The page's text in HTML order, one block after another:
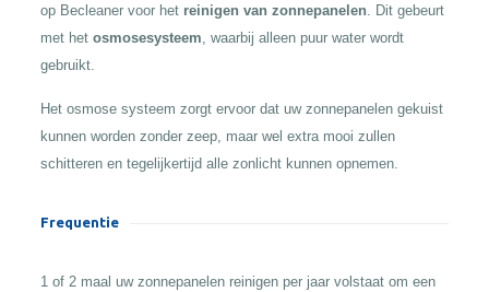
op Becleaner voor het reinigen van zonnepanelen. Dit gebeurt
met het osmosesysteem, waarbij alleen puur water wordt
gebruikt.
Het osmose systeem zorgt ervoor dat uw zonnepanelen gekuist
kunnen worden zonder zeep, maar wel extra mooi zullen
schitteren en tegelijkertijd alle zonlicht kunnen opnemen.
Frequentie
1 of 2 maal uw zonnepanelen reinigen per jaar volstaat om een